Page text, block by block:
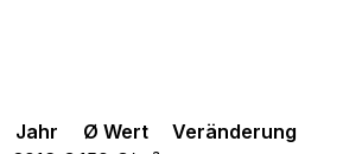
Jahr Ø Wert
Veränderung